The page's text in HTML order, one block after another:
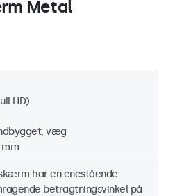
Metal
HD)
væg
har en enestående
betragtningsvinkel på